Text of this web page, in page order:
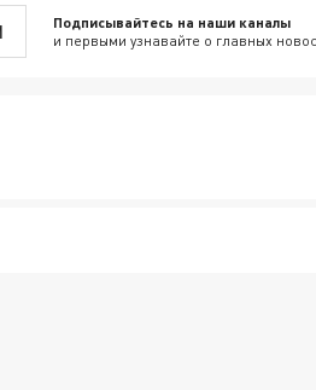
Подписывайтесь на наши каналы
и первыми узнавайте о главных